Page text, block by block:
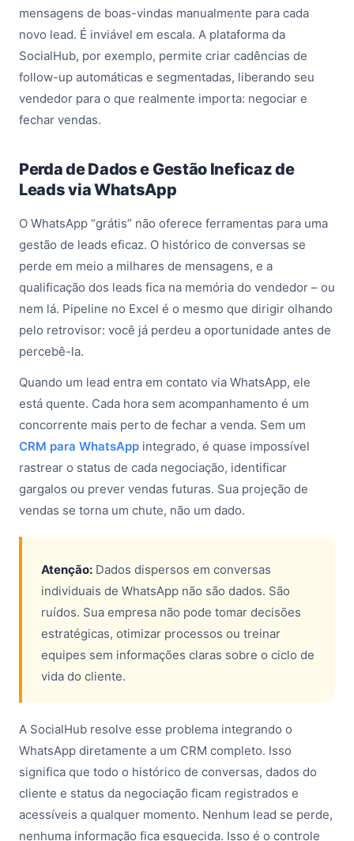
mensagens de boas-vindas manualmente para cada
novo lead. É inviável em escala. A plataforma da
SocialHub, por exemplo, permite criar cadências de
follow-up automáticas e segmentadas, liberando seu
vendedor para o que realmente importa: negociar e
fechar vendas.
Perda de Dados e Gestão Ineficaz de
Leads via WhatsApp
O WhatsApp “grátis” não oferece ferramentas para uma
gestão de leads eficaz. O histórico de conversas se
perde em meio a milhares de mensagens, e a
qualificação dos leads fica na memória do vendedor – ou
nem lá. Pipeline no Excel é o mesmo que dirigir olhando
pelo retrovisor: você já perdeu a oportunidade antes de
percebê-la.
Quando um lead entra em contato via WhatsApp, ele
está quente. Cada hora sem acompanhamento é um
concorrente mais perto de fechar a venda. Sem um
CRM para WhatsApp integrado, é quase impossível
rastrear o status de cada negociação, identificar
gargalos ou prever vendas futuras. Sua projeção de
vendas se torna um chute, não um dado.
Atenção: Dados dispersos em conversas
individuais de WhatsApp não são dados. São
ruídos. Sua empresa não pode tomar decisões
estratégicas, otimizar processos ou treinar
equipes sem informações claras sobre o ciclo de
vida do cliente.
A SocialHub resolve esse problema integrando o
WhatsApp diretamente a um CRM completo. Isso
significa que todo o histórico de conversas, dados do
cliente e status da negociação ficam registrados e
acessíveis a qualquer momento. Nenhum lead se perde,
nenhuma informação fica esquecida. Isso é o controle